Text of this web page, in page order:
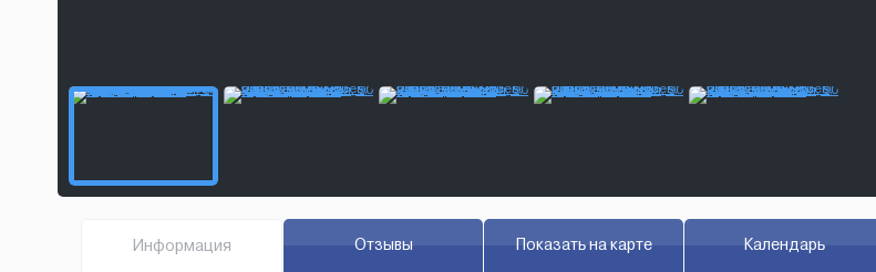
Информация Отзывы Показать на карте Календарь